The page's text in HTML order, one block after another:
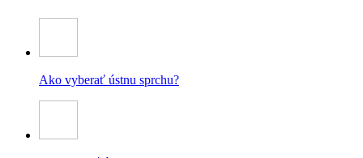
Ako vyberať ústnu sprchu?